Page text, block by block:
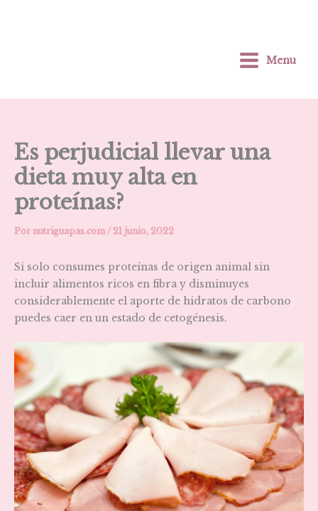
Menu
Es perjudicial llevar una
dieta muy alta en
proteínas?
Por nutriguapas.com / 21 junio, 2022
Si solo consumes proteínas de origen animal sin
incluir alimentos ricos en fibra y disminuyes
considerablemente el aporte de hidratos de carbono
puedes caer en un estado de cetogénesis.